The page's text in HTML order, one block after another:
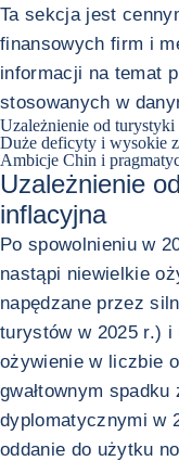
Ta sekcja jest
finansowych firm i
informacji na temat
stosowanych w
Uzależnienie od
Duże deficyty i wysokie
Ambicje Chin i
Uzależnienie
inflacyjna
Po spowolnieniu w
nastąpi niewielkie
napędzane przez
turystów w 2025 r.)
ożywienie w liczbie
gwałtownym
dyplomatycznymi w
oddanie do użytku